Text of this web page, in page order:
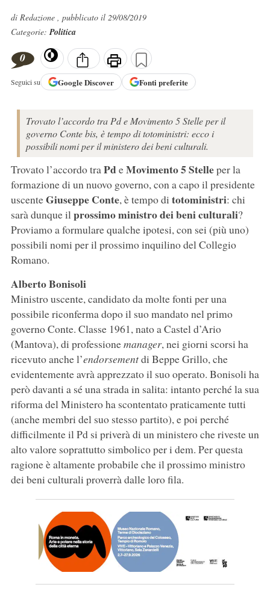
di Redazione , pubblicato il 29/08/2019
Categorie:Politica
0
Seguici su GoogleDiscover Fonti preferite
Trovato l’accordo tra Pd e Movimento 5 Stelle per il
governo Conte bis, è tempo di totoministri: ecco i
possibili nomi per il ministero dei beni culturali.
Trovato l’accordo traPdeMovimento 5 Stelleper la
formazione di un nuovo governo, con a capo il presidente
uscenteGiuseppe Conte, è tempo di totoministri: chi
sarà dunque ilprossimo ministro dei beni culturali?
Proviamo a formulare qualche ipotesi, con sei (più uno)
possibili nomi per il prossimo inquilino del Collegio
Romano.
Alberto Bonisoli
Ministro uscente, candidato da molte fonti per una
possibile riconferma dopo il suo mandato nel primo
governo Conte. Classe 1961, nato a Castel d’Ario
(Mantova), di professionemanager, nei giorni scorsi ha
ricevuto anche l’endorsementdi Beppe Grillo, che
evidentemente avrà apprezzato il suo operato. Bonisoli ha
però davanti a sé una strada in salita: intanto perché la sua
riforma del Ministero ha scontentato praticamente tutti
(anche membri del suo stesso partito), e poi perché
difficilmente il Pd si priverà di un ministero che riveste un
alto valore soprattutto simbolico per i dem. Per questa
ragione è altamente probabile che il prossimo ministro
dei beni culturali proverrà dalle loro fila.